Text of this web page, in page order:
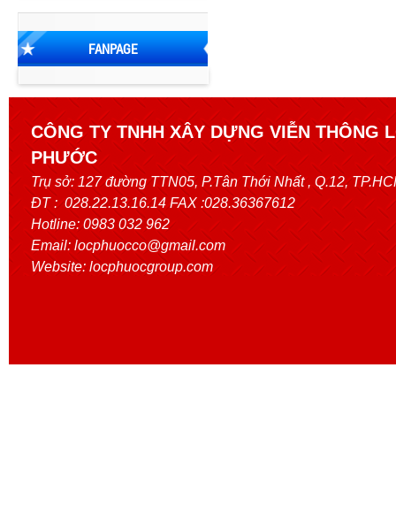
FANPAGE
CÔNG TY TNHH XÂY DỰNG VIỄN THÔNG
PHƯỚC
Trụ sở: 127 đường TTN05, P.Tân Thới Nhất, Q.12,
ĐT : 028.22.13.16.14 FAX :028.36367612
Hotline: 0983 032 962
Email: locphuocco@gmail.com
Website: locphuocgroup.com